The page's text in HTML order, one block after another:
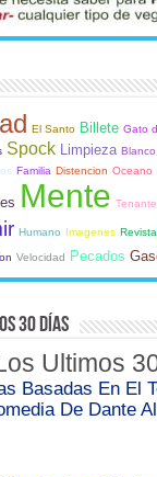
El Santo Billete Gato
Spock Limpieza Blanco
Familia Distencion Oceano
Mente
Humano Imagenes Revista
Velocidad Pecados
30 Días
Ultimos
Basadas En El
De Dante